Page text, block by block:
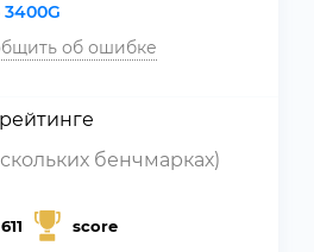
3400G
об ошибке
бенчмарках)
611 score